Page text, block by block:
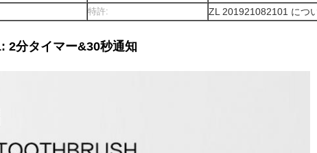
特許: ZL 201921082101 につ
2分タイマー&30秒通知